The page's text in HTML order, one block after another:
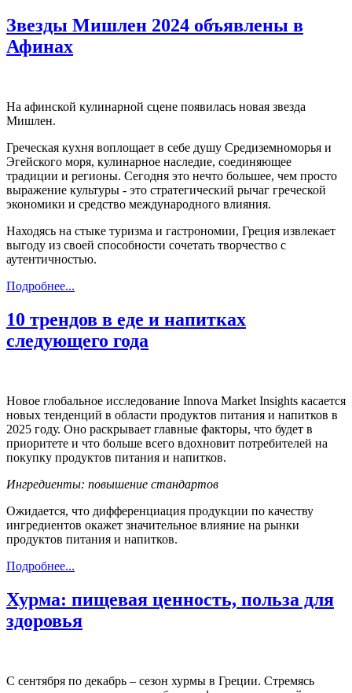
Звезды Мишлен 2024 объявлены в
Афинах
На афинской кулинарной сцене появилась новая звезда
Мишлен.
Греческая кухня воплощает в себе душу Средиземноморья и
Эгейского моря, кулинарное наследие, соединяющее
традиции и регионы. Сегодня это нечто большее, чем просто
выражение культуры - это стратегический рычаг греческой
экономики и средство международного влияния.
Находясь на стыке туризма и гастрономии, Греция извлекает
выгоду из своей способности сочетать творчество с
аутентичностью.
Подробнее...
10 трендов в еде и напитках
следующего года
Новое глобальное исследование Innova Market Insights касается
новых тенденций в области продуктов питания и напитков в
2025 году. Оно раскрывает главные факторы, что будет в
приоритете и что больше всего вдохновит потребителей на
покупку продуктов питания и напитков.
Ингредиенты: повышение стандартов
Ожидается, что дифференциация продукции по качеству
ингредиентов окажет значительное влияние на рынки
продуктов питания и напитков.
Подробнее...
Хурма: пищевая ценность, польза для
здоровья
С сентября по декабрь – сезон хурмы в Греции. Стремясь